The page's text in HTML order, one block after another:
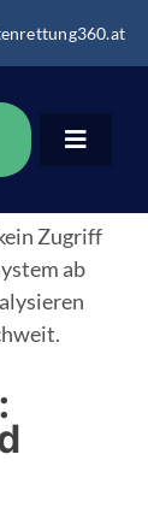
Toggle
Zugriff
ab